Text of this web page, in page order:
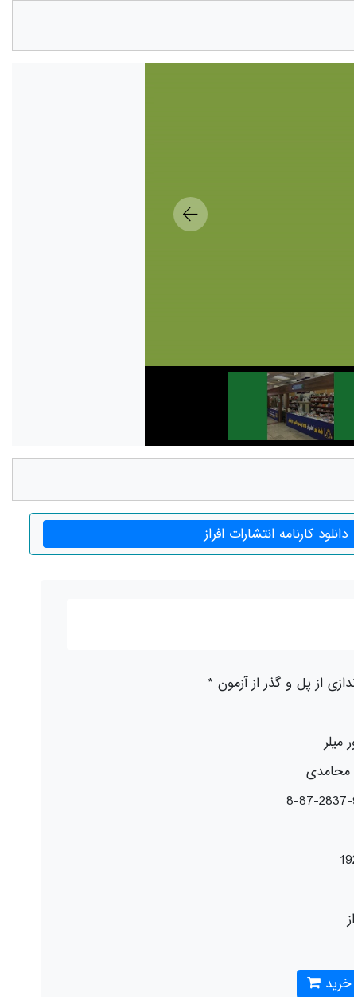
دانلود کارنامه انتشارات افراز
از پل و گذر از آزمون *
میلر
محامدی
خرید